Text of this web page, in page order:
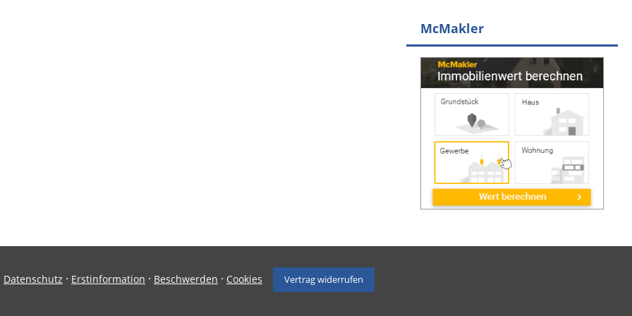
McMakler
Datenschutz · Erstinformation · Beschwerden · Cookies Vertrag widerrufen